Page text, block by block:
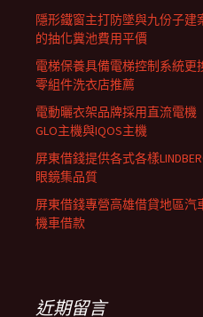
隱形鐵窗主打防墜與九份子建
的抽化糞池費用平價
電梯保養具備電梯控制系統更
零組件洗衣店推薦
電動曬衣架品牌採用直流電機
GLO主機與IQOS主機
屏東借錢提供各式各樣
眼鏡集品質
屏東借錢專營高雄借貸地區汽
機車借款
近期留言